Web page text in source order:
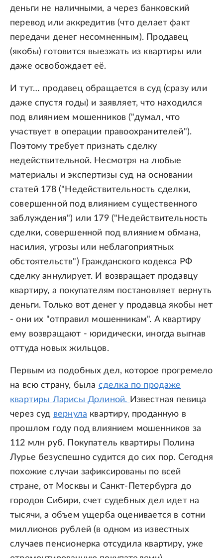
деньги не наличными, а через банковский
перевод или аккредитив (что делает факт
передачи денег несомненным). Продавец
(якобы) готовится выезжать из квартиры или
даже освобождает её.
И тут… продавец обращается в суд (сразу или
даже спустя годы) и заявляет, что находился
под влиянием мошенников ("думал, что
участвует в операции правоохранителей").
Поэтому требует признать сделку
недействительной. Несмотря на любые
материалы и экспертизы суд на основании
статей 178 ("Недействительность сделки,
совершенной под влиянием существенного
заблуждения") или 179 ("Недействительность
сделки, совершенной под влиянием обмана,
насилия, угрозы или неблагоприятных
обстоятельств") Гражданского кодекса РФ
сделку аннулирует. И возвращает продавцу
квартиру, а покупателям постановляет вернуть
деньги. Только вот денег у продавца якобы нет
- они их "отправил мошенникам". А квартиру
ему возвращают - юридически, иногда выгнав
оттуда новых жильцов.
Первым из подобных дел, которое прогремело
на всю страну, была сделка по продаже
квартиры Ларисы Долиной. Известная певица
через суд вернула квартиру, проданную в
прошлом году под влиянием мошенников за
112 млн руб. Покупатель квартиры Полина
Лурье безуспешно судится до сих пор. Сегодня
похожие случаи зафиксированы по всей
стране, от Москвы и Санкт-Петербурга до
городов Сибири, счет судебных дел идет на
тысячи, а объем ущерба оценивается в сотни
миллионов рублей (в одном из известных
случаев пенсионерка отсудила квартиру, уже